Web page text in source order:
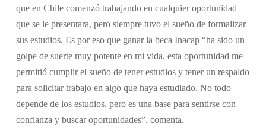
que en Chile comenzó trabajando en cualquier oportunidad
que se le presentara, pero siempre tuvo el sueño de formalizar
sus estudios. Es por eso que ganar la beca Inacap “ha sido un
golpe de suerte muy potente en mi vida, esta oportunidad me
permitió cumplir el sueño de tener estudios y tener un respaldo
para solicitar trabajo en algo que haya estudiado. No todo
depende de los estudios, pero es una base para sentirse con
confianza y buscar oportunidades”, comenta.